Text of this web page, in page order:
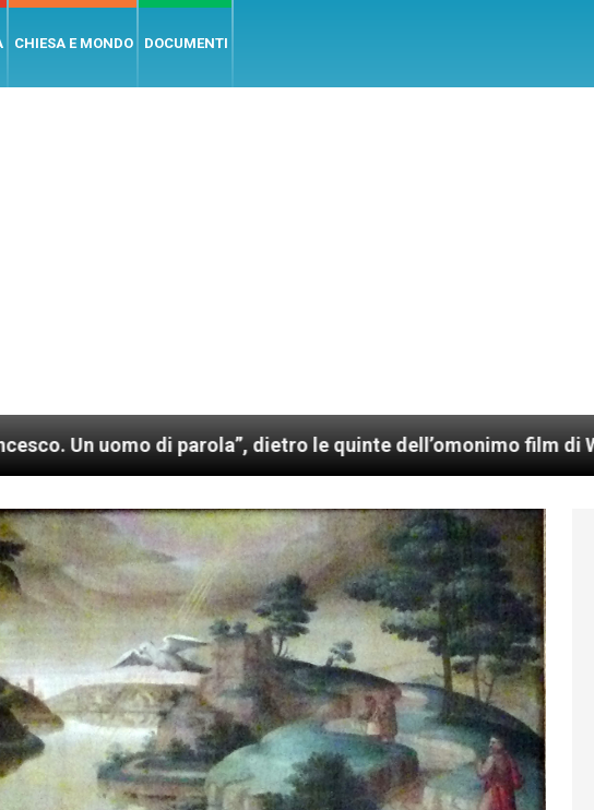
CHIESA E MONDO DOCUMENTI
dietro le quinte dell’omonimo film di Wim Wenders